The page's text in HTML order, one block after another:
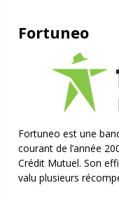
Fortuneo
Fortuneo est une
courant de l’année
Crédit Mutuel. Son
valu plusieurs